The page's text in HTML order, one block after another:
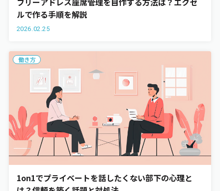
ルで作る手順を解説
2026.02.25
働き方
1on1でプライベートを話したくない部下の心理と